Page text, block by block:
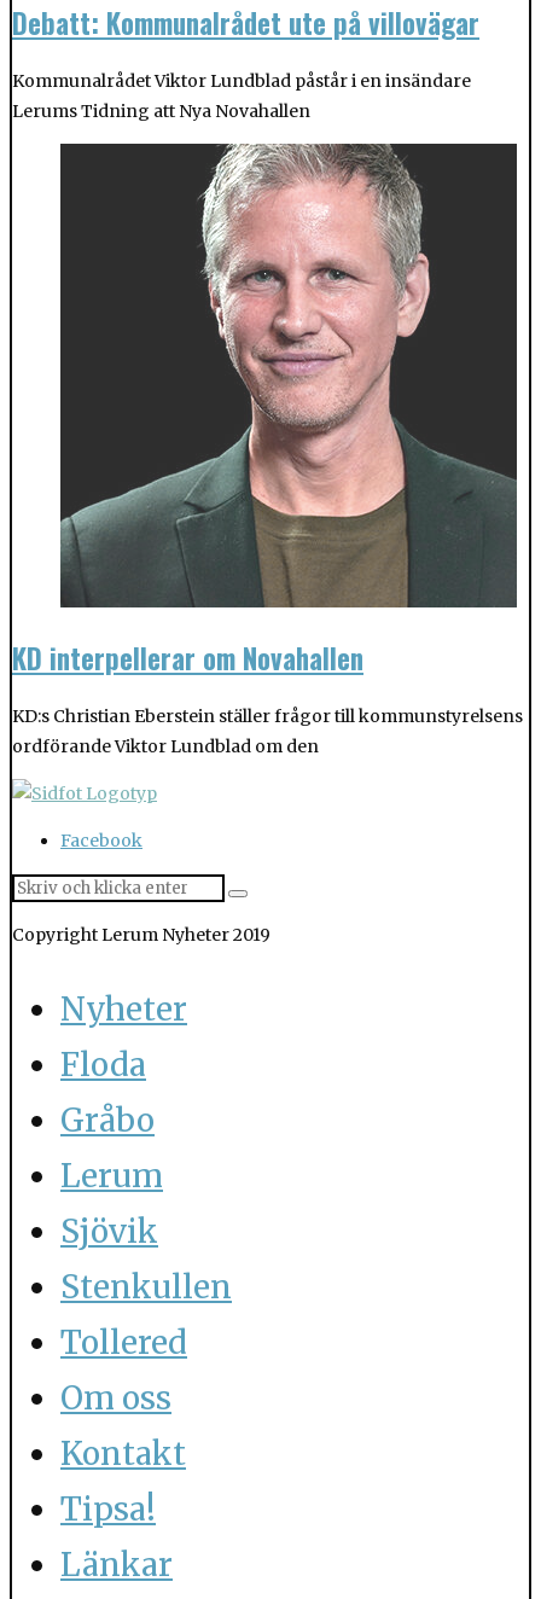
Debatt: Kommunalrådet ute på villovägar
Kommunalrådet Viktor Lundblad påstår i en insändare
Lerums Tidning att Nya Novahallen
KD interpellerar om Novahallen
KD:s Christian Eberstein ställer frågor till kommunstyrelsens
ordförande Viktor Lundblad om den
Facebook
Copyright Lerum Nyheter 2019
Nyheter
Floda
Gråbo
Lerum
Sjövik
Stenkullen
Tollered
Om oss
Kontakt
Tipsa!
Länkar